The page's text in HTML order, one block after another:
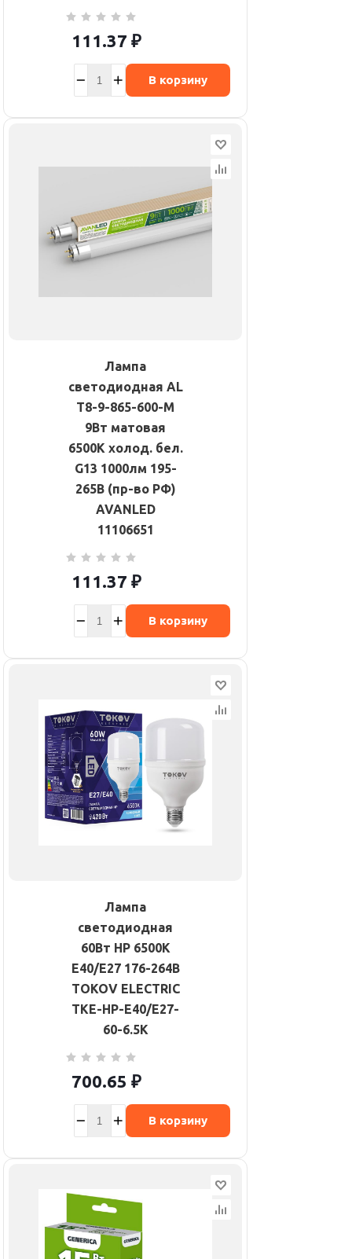
111.37 ₽
В корзину
Лампа
светодиодная AL
T8-9-865-600-М
9Вт матовая
6500К холод. бел.
G13 1000лм 195-
265В (пр-во РФ)
AVANLED
11106651
111.37 ₽
В корзину
Лампа
светодиодная
60Вт HP 6500К
Е40/Е27 176-264В
TOKOV ELECTRIC
TKE-HP-E40/E27-
60-6.5K
700.65 ₽
В корзину